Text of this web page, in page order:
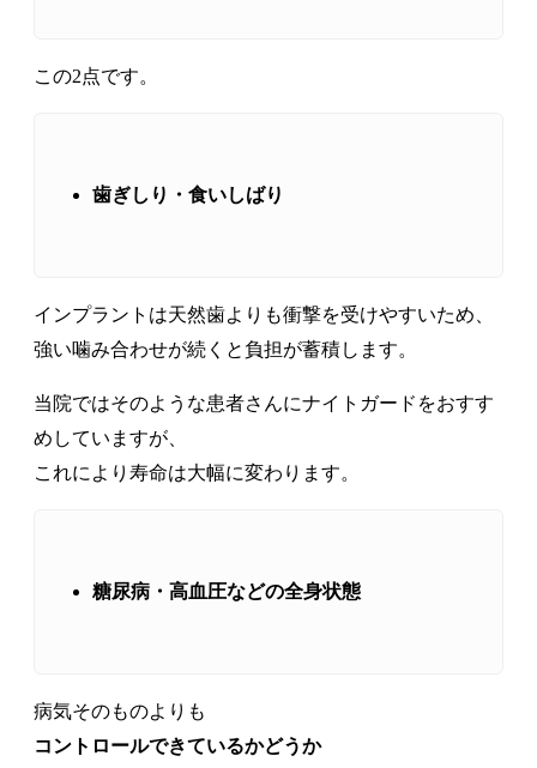
この2点です。
歯ぎしり・食いしばり
インプラントは天然歯よりも衝撃を受けやすいため、
強い噛み合わせが続くと負担が蓄積します。
当院ではそのような患者さんにナイトガードをおすす
めしていますが、
これにより寿命は大幅に変わります。
糖尿病・高血圧などの全身状態
病気そのものよりも
コントロールできているかどうか